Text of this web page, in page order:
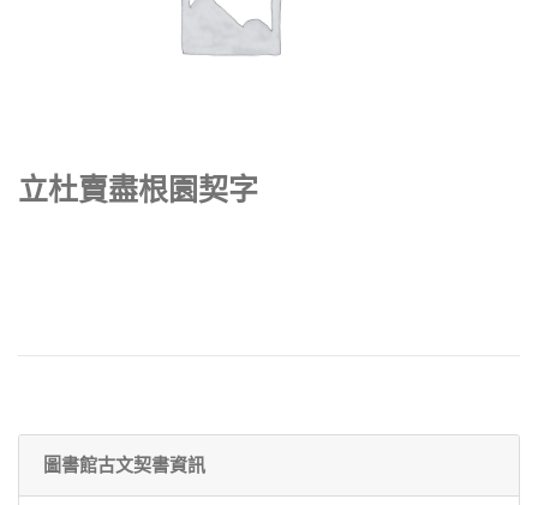
立杜賣盡根園契字
圖書館古文契書資訊